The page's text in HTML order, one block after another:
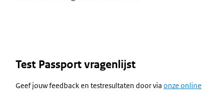
Test Passport vragenlijst
Geef jouw feedback en testresultaten door via onze online